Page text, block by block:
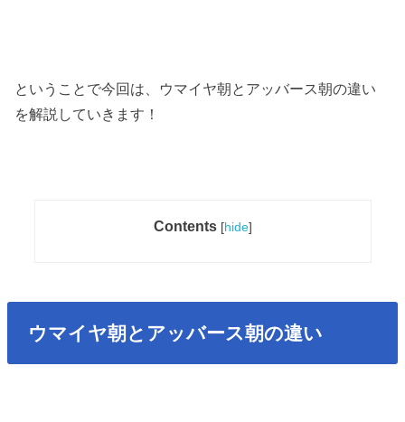
ということで今回は、ウマイヤ朝とアッバース朝の違い
を解説していきます！
Contents [hide]
ウマイヤ朝とアッバース朝の違い